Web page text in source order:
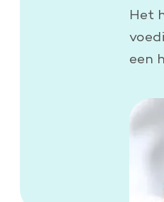
Geef periodiek
Het
een